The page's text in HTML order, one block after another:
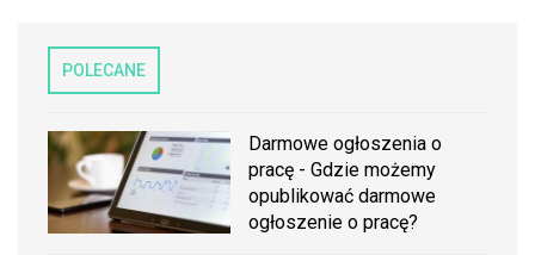
POLECANE
Darmowe ogłoszenia o
pracę - Gdzie możemy
opublikować darmowe
ogłoszenie o pracę?